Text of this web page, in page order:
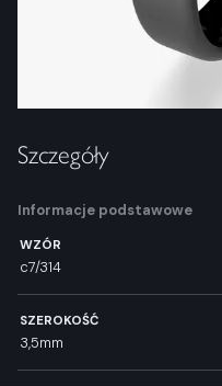
Szczegóły
Informacje podstawowe
WZÓR
c7/314
SZEROKOŚĆ
3,5mm